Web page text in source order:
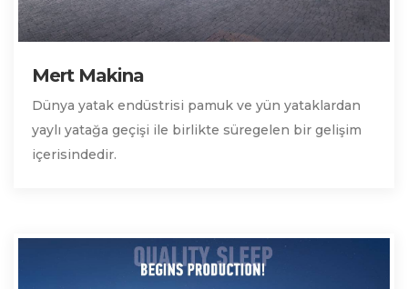
Mert Makina
Dünya yatak endüstrisi pamuk ve yün yataklardan
yaylı yatağa geçişi ile birlikte süregelen bir gelişim
içerisindedir.